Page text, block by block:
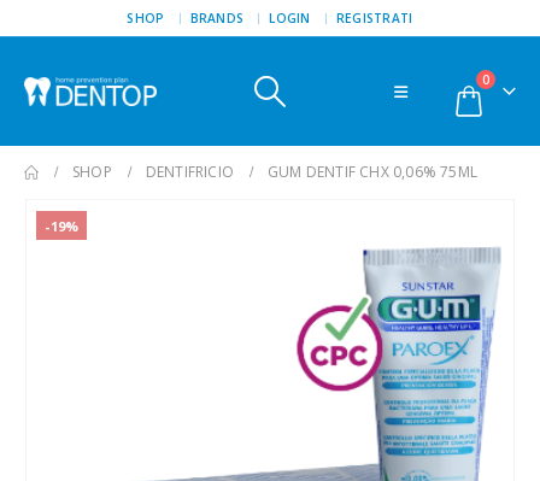
SHOP BRANDS LOGIN REGISTRATI
0
SHOP DENTIFRICIO GUM DENTIF CHX 0,06% 75ML
-19%